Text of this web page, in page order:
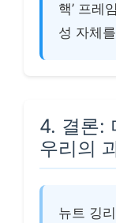
핵’ 프레
성 자체
4. 결론:
우리의
뉴트 깅